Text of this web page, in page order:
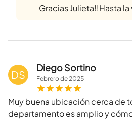
Gracias Julieta!!Hasta
DS
Diego Sortino
Febrerode2025
Muy buena ubicación cerca de
departamento es amplio y